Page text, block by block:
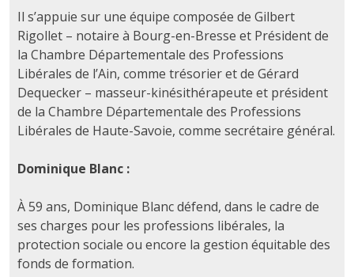
Il s’appuie sur une équipe composée de Gilbert
Rigollet – notaire à Bourg-en-Bresse et Président de
la Chambre Départementale des Professions
Libérales de l’Ain, comme trésorier et de Gérard
Dequecker – masseur-kinésithérapeute et président
de la Chambre Départementale des Professions
Libérales de Haute-Savoie, comme secrétaire général.
Dominique Blanc :
À 59 ans, Dominique Blanc défend, dans le cadre de
ses charges pour les professions libérales, la
protection sociale ou encore la gestion équitable des
fonds de formation.